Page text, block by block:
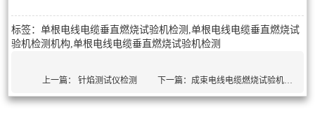
标签：单根电线电缆垂直燃烧试验机检测,单根电线电缆垂直燃烧试
验机检测机构,单根电线电缆垂直燃烧试验机检测
上一篇：针焰测试仪检测 下一篇： 成束电线电缆燃烧试验机检测